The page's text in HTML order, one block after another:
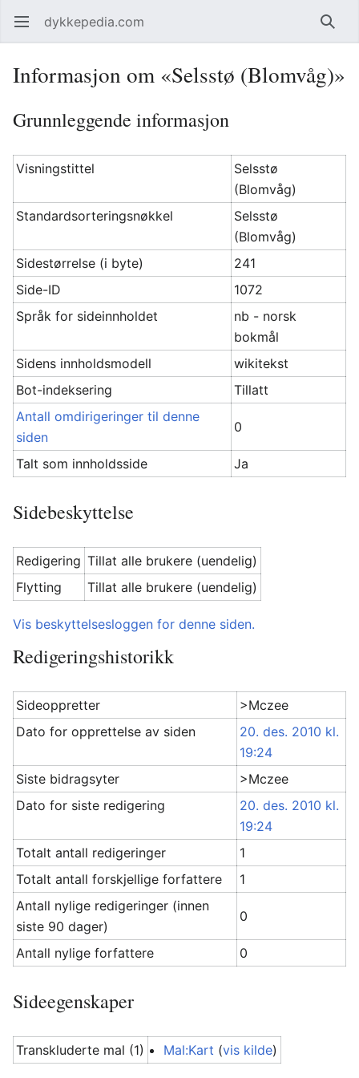
Åpne hovedmenyen dykkepedia.com Søk
Informasjon om «Selsstø (Blomvåg)»
Grunnleggende informasjon
Visningstittel
Selsstø
(Blomvåg)
Standardsorteringsnøkkel
Selsstø
(Blomvåg)
Sidestørrelse (i byte)
241
Side-ID
1072
Språk for sideinnholdet
nb - norsk
bokmål
Sidens innholdsmodell
wikitekst
Bot-indeksering
Tillatt
Antall omdirigeringer til denne
siden
0
Talt som innholdsside Ja
Sidebeskyttelse
Redigering Tillat alle brukere (uendelig)
Flytting
Tillat alle brukere (uendelig)
Vis beskyttelsesloggen for denne siden.
Redigeringshistorikk
Sideoppretter
>Mczee
Dato for opprettelse av siden
20. des. 2010 kl.
19:24
Siste bidragsyter
>Mczee
Dato for siste redigering
20. des. 2010 kl.
19:24
Totalt antall redigeringer
1
Totalt antall forskjellige forfattere
1
Antall nylige redigeringer (innen
siste 90 dager)
0
Antall nylige forfattere 0
Sideegenskaper
Transkluderte mal (1) Mal:Kart (vis kilde)